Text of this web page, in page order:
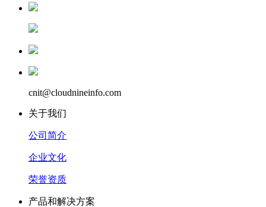
cnit@cloudnineinfo.com
关于我们
公司简介
企业文化
荣誉资质
产品和解决方案